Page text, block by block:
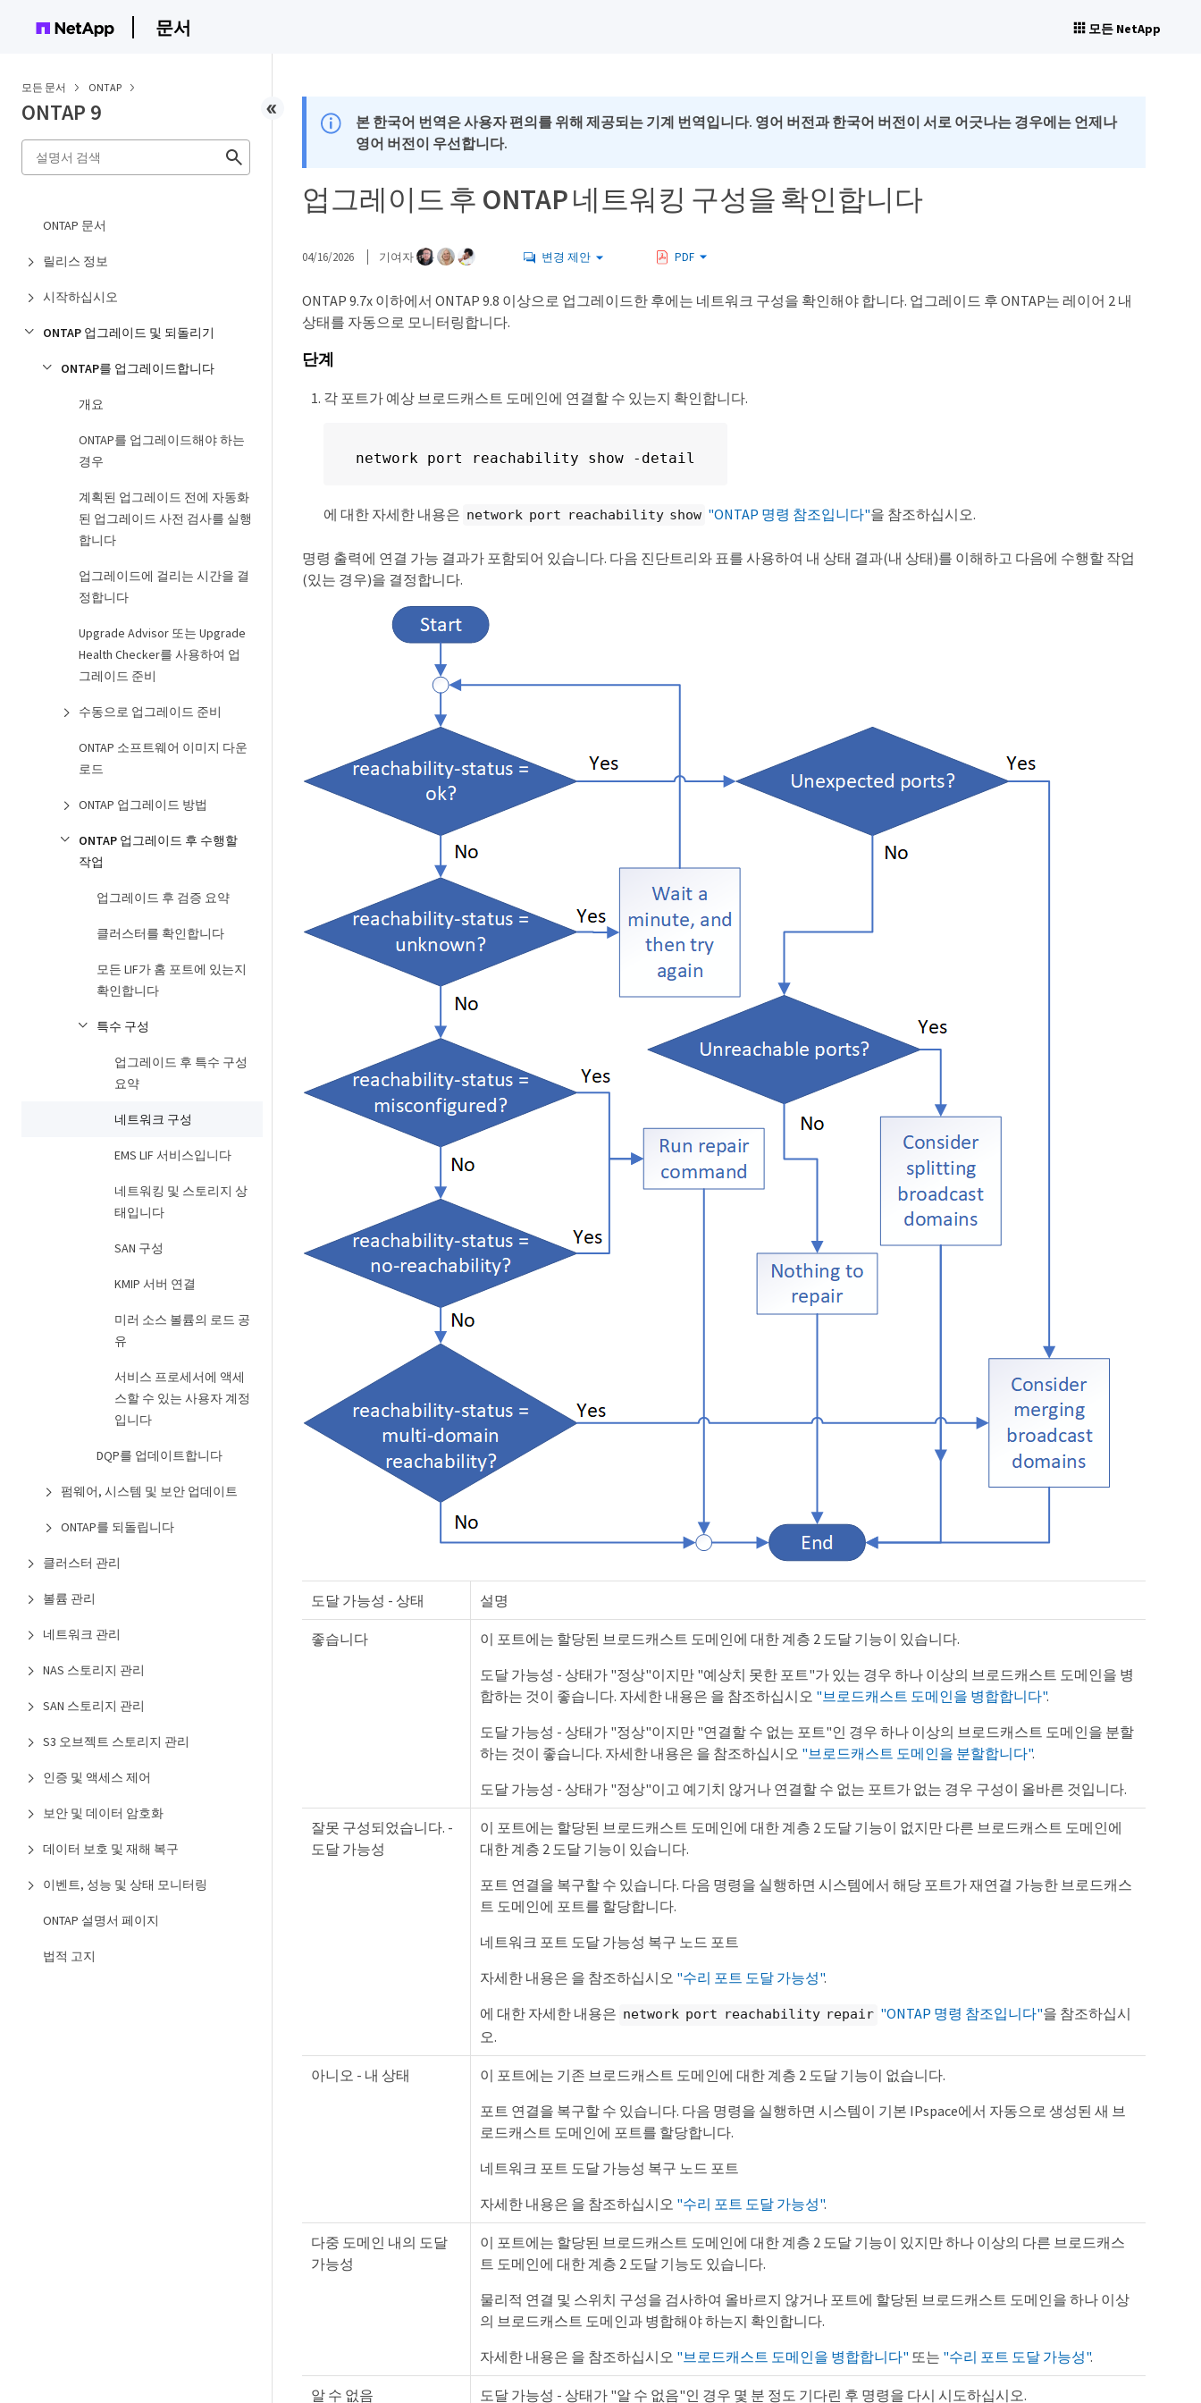
문서 모든 NetApp
모든 문서 ONTAP
ONTAP 9
ONTAP 문서
릴리스 정보
시작하십시오
ONTAP 업그레이드 및 되돌리기
ONTAP를 업그레이드합니다
개요
ONTAP를 업그레이드해야 하는
경우
계획된 업그레이드 전에 자동화
된 업그레이드 사전 검사를 실행
합니다
업그레이드에 걸리는 시간을 결
정합니다
Upgrade Advisor 또는 Upgrade
Health Checker를 사용하여 업
그레이드 준비
수동으로 업그레이드 준비
ONTAP 소프트웨어 이미지 다운
로드
ONTAP 업그레이드 방법
ONTAP 업그레이드 후 수행할
작업
업그레이드 후 검증 요약
클러스터를 확인합니다
모든 LIF가 홈 포트에 있는지
확인합니다
특수 구성
업그레이드 후 특수 구성
요약
네트워크 구성
EMS LIF 서비스입니다
네트워킹 및 스토리지 상
태입니다
SAN 구성
KMIP 서버 연결
미러 소스 볼륨의 로드 공
유
서비스 프로세서에 액세
스할 수 있는 사용자 계정
입니다
DQP를 업데이트합니다
펌웨어, 시스템 및 보안 업데이트
ONTAP를 되돌립니다
클러스터 관리
볼륨 관리
네트워크 관리
NAS 스토리지 관리
SAN 스토리지 관리
S3 오브젝트 스토리지 관리
인증 및 액세스 제어
보안 및 데이터 암호화
데이터 보호 및 재해 복구
이벤트, 성능 및 상태 모니터링
ONTAP 설명서 페이지
법적 고지
본 한국어 번역은 사용자 편의를 위해 제공되는 기계 번역입니다. 영어 버전과 한국어 버전이 서로 어긋나는 경우에는 언제나
영어 버전이 우선합니다.
업그레이드 후 ONTAP 네트워킹 구성을 확인합니다
04/16/2026 기여자 변경 제안 PDF
ONTAP 9.7x 이하에서 ONTAP 9.8 이상으로 업그레이드한 후에는 네트워크 구성을 확인해야 합니다. 업그레이드 후 ONTAP는 레이어 2 내
상태를 자동으로 모니터링합니다.
단계
각 포트가 예상 브로드캐스트 도메인에 연결할 수 있는지 확인합니다.
network port reachability show -detail
에 대한 자세한 내용은 network port reachability show "ONTAP 명령 참조입니다"을 참조하십시오.
명령 출력에 연결 가능 결과가 포함되어 있습니다. 다음 진단트리와 표를 사용하여 내 상태 결과(내 상태)를 이해하고 다음에 수행할 작업
(있는 경우)을 결정합니다.
도달 가능성 - 상태 설명
좋습니다
이 포트에는 할당된 브로드캐스트 도메인에 대한 계층 2 도달 기능이 있습니다.
도달 가능성 - 상태가 "정상"이지만 "예상치 못한 포트"가 있는 경우 하나 이상의 브로드캐스트 도메인을 병
합하는 것이 좋습니다. 자세한 내용은 을 참조하십시오 "브로드캐스트 도메인을 병합합니다".
도달 가능성 - 상태가 "정상"이지만 "연결할 수 없는 포트"인 경우 하나 이상의 브로드캐스트 도메인을 분할
하는 것이 좋습니다. 자세한 내용은 을 참조하십시오 "브로드캐스트 도메인을 분할합니다".
도달 가능성 - 상태가 "정상"이고 예기치 않거나 연결할 수 없는 포트가 없는 경우 구성이 올바른 것입니다.
잘못 구성되었습니다. -
도달 가능성
이 포트에는 할당된 브로드캐스트 도메인에 대한 계층 2 도달 기능이 없지만 다른 브로드캐스트 도메인에
대한 계층 2 도달 기능이 있습니다.
포트 연결을 복구할 수 있습니다. 다음 명령을 실행하면 시스템에서 해당 포트가 재연결 가능한 브로드캐스
트 도메인에 포트를 할당합니다.
네트워크 포트 도달 가능성 복구 노드 포트
자세한 내용은 을 참조하십시오 "수리 포트 도달 가능성".
에 대한 자세한 내용은 network port reachability repair "ONTAP 명령 참조입니다"을 참조하십시
오.
아니오 - 내 상태
이 포트에는 기존 브로드캐스트 도메인에 대한 계층 2 도달 기능이 없습니다.
포트 연결을 복구할 수 있습니다. 다음 명령을 실행하면 시스템이 기본 IPspace에서 자동으로 생성된 새 브
로드캐스트 도메인에 포트를 할당합니다.
네트워크 포트 도달 가능성 복구 노드 포트
자세한 내용은 을 참조하십시오 "수리 포트 도달 가능성".
다중 도메인 내의 도달
가능성
이 포트에는 할당된 브로드캐스트 도메인에 대한 계층 2 도달 기능이 있지만 하나 이상의 다른 브로드캐스
트 도메인에 대한 계층 2 도달 기능도 있습니다.
물리적 연결 및 스위치 구성을 검사하여 올바르지 않거나 포트에 할당된 브로드캐스트 도메인을 하나 이상
의 브로드캐스트 도메인과 병합해야 하는지 확인합니다.
자세한 내용은 을 참조하십시오 "브로드캐스트 도메인을 병합합니다" 또는 "수리 포트 도달 가능성".
알 수 없음 도달 가능성 - 상태가 "알 수 없음"인 경우 몇 분 정도 기다린 후 명령을 다시 시도하십시오.